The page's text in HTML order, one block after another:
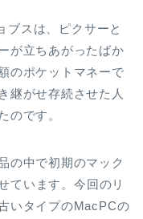
ブスは、ピクサーと
が立ちあがったばか
のポケットマネーで
継がせ存続させた人
のです。
の中で初期のマック
ています。今回のリ
いタイプのMacPCの